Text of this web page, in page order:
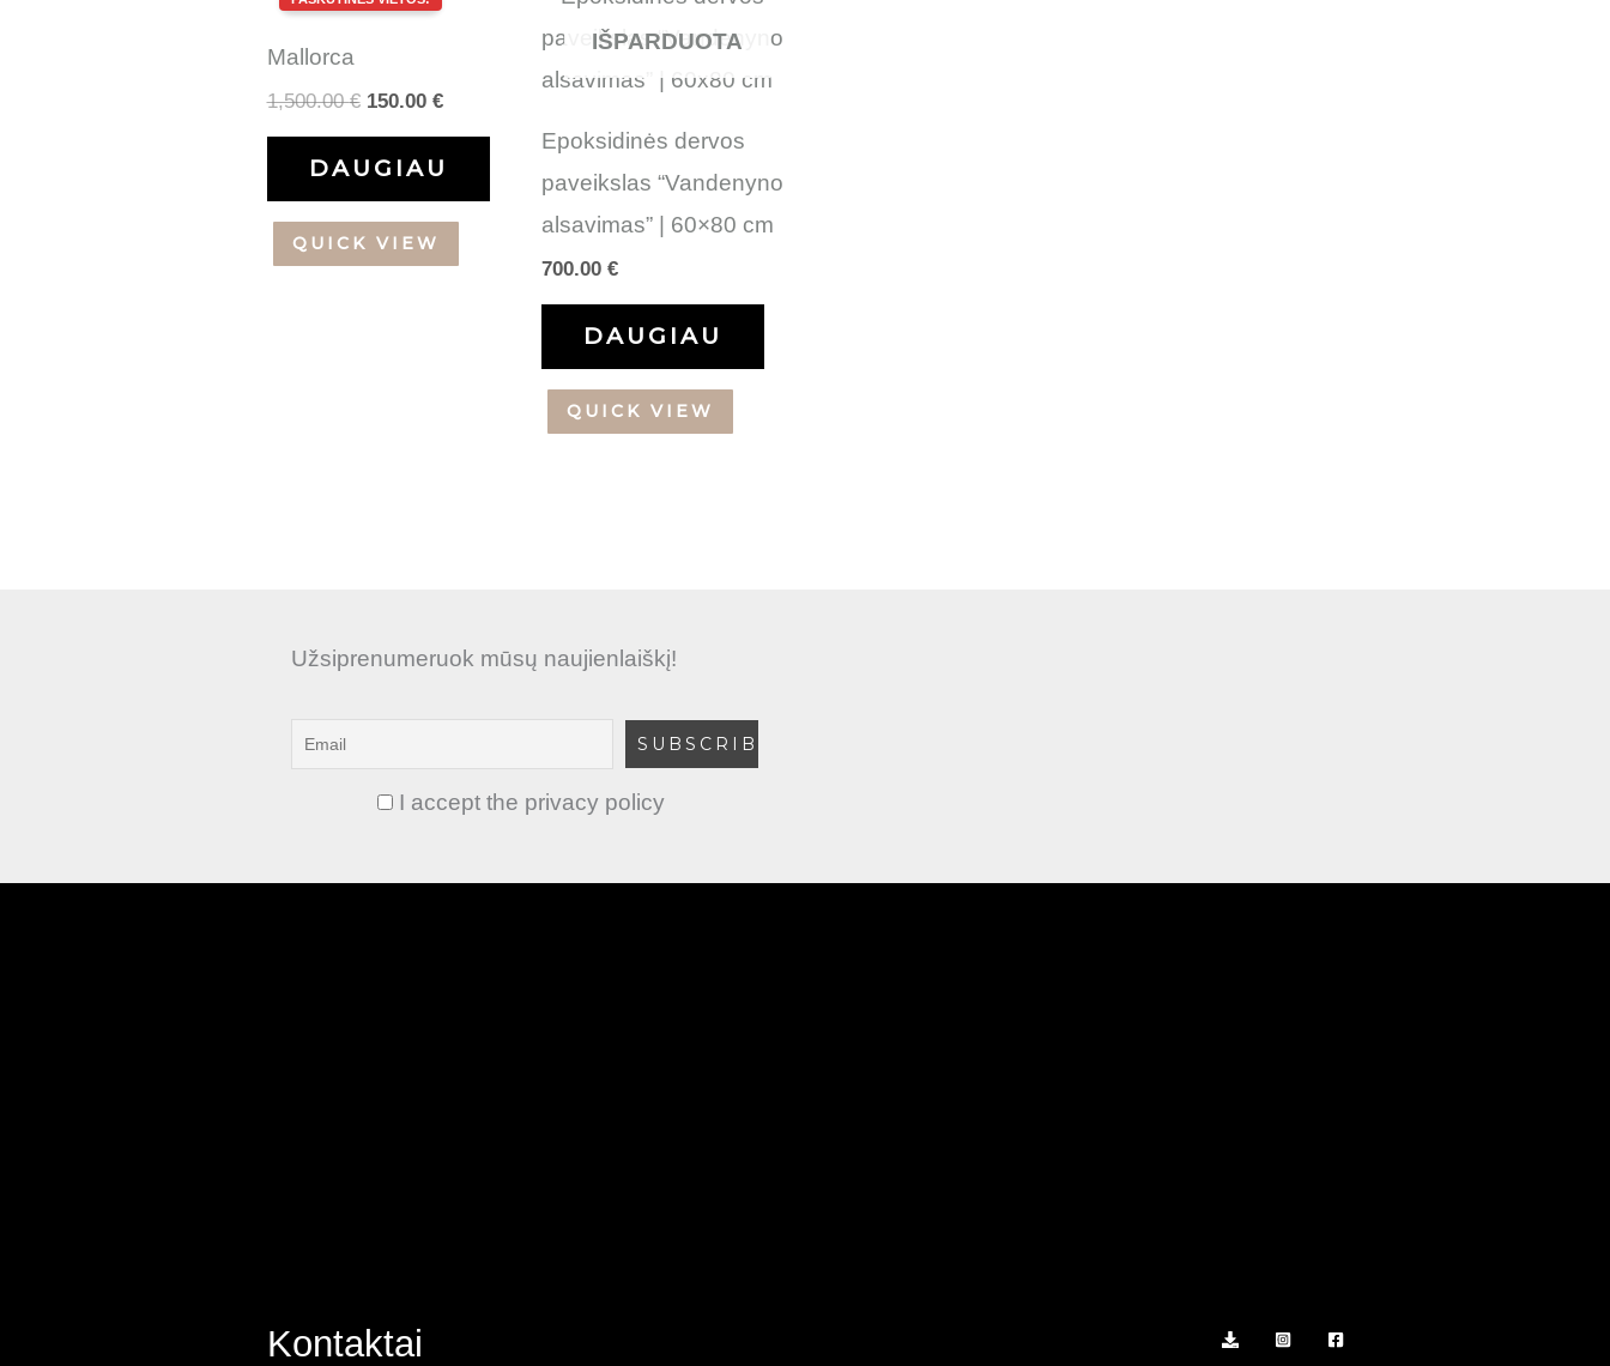
Mallorca
1,500.00€
price
150.00 €
price
DAUGIAU
QUICK VIEW
IŠPARDUOTA
Epoksidinės dervos
paveikslas “Vandenyno
alsavimas” | 60×80 cm
700.00€
DAUGIAU
QUICK VIEW
Užsiprenumeruok mūsų naujienlaiškį!
I accept the privacy policy
Kontaktai